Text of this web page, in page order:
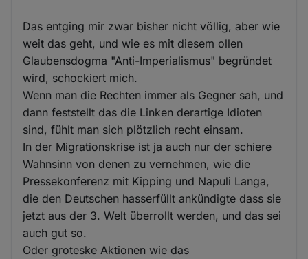
Das entging mir zwar bisher nicht völlig, aber wie
weit das geht, und wie es mit diesem ollen
Glaubensdogma "Anti-Imperialismus" begründet
wird, schockiert mich.
Wenn man die Rechten immer als Gegner sah, und
dann feststellt das die Linken derartige Idioten
sind, fühlt man sich plötzlich recht einsam.
In der Migrationskrise ist ja auch nur der schiere
Wahnsinn von denen zu vernehmen, wie die
Pressekonferenz mit Kipping und Napuli Langa,
die den Deutschen hasserfüllt ankündigte dass sie
jetzt aus der 3. Welt überrollt werden, und das sei
auch gut so.
Oder groteske Aktionen wie das